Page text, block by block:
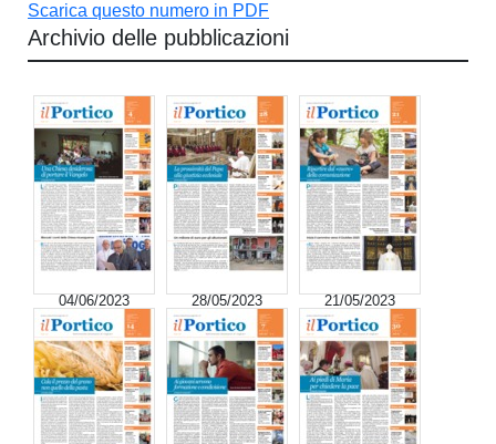
Scarica questo numero in PDF
Archivio delle pubblicazioni
04/06/2023 28/05/2023 21/05/2023